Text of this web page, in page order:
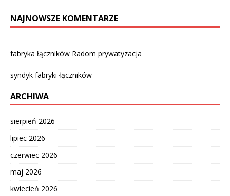
NAJNOWSZE KOMENTARZE
fabryka łączników Radom prywatyzacja
syndyk fabryki łączników
ARCHIWA
sierpień 2026
lipiec 2026
czerwiec 2026
maj 2026
kwiecień 2026